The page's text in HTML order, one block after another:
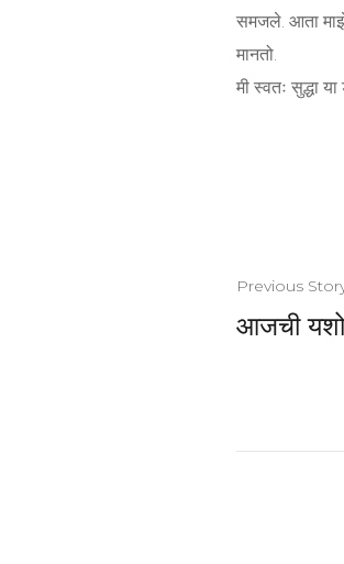
समजले. आता माझे
मानतो.
मी स्वतः सुद्धा
Previous
आजची